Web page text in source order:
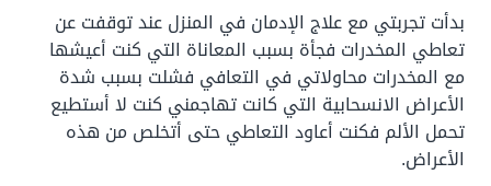
بدأت تجربتي مع علاج الإدمان في المنزل عند توقفت عن
تعاطي المخدرات فجأة بسبب المعاناة التي كنت أعيشها
مع المخدرات محاولاتي في التعافي فشلت بسبب شدة
الأعراض الانسحابية التي كانت تهاجمني كنت لا أستطيع
تحمل الألم فكنت أعاود التعاطي حتى أتخلص من هذه
الأعراض.